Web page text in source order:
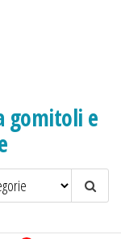
gomitoli e